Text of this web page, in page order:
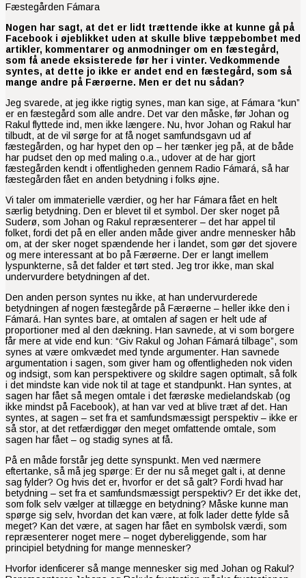
Fæstegården Fámara
Nogen har sagt, at det er lidt trættende ikke at kunne gå på
Facebook i øjeblikket uden at skulle blive tæppebombet med
artikler, kommentarer og anmodninger om en fæstegård,
som få anede eksisterede før her i vinter. Vedkommende
syntes, at dette jo ikke er andet end en fæstegård, som så
mange andre på Færøerne. Men er det nu sådan?
Jeg svarede, at jeg ikke rigtig synes, man kan sige, at Fámara “kun”
er en fæstegård som alle andre. Det var den måske, før Johan og
Rakul flyttede ind, men ikke længere. Nu, hvor Johan og Rakul har
tilbudt, at de vil sørge for at få noget samfundsgavn ud af
fæstegården, og har hypet den op – her tænker jeg på, at de både
har pudset den op med maling o.a., udover at de har gjort
fæstegården kendt i offentligheden gennem Radio Fámará, så har
fæstegården fået en anden betydning i folks øjne.
Vi taler om immaterielle værdier, og her har Fámara fået en helt
særlig betydning. Den er blevet til et symbol. Der sker noget på
Suderø, som Johan og Rakul repræsenterer – det har appel til
folket, fordi det på en eller anden måde giver andre mennesker håb
om, at der sker noget spændende her i landet, som gør det sjovere
og mere interessant at bo på Færøerne. Der er langt imellem
lyspunkterne, så det falder et tørt sted. Jeg tror ikke, man skal
undervurdere betydningen af det.
Den anden person syntes nu ikke, at han undervurderede
betydningen af nogen fæstegårde på Færøerne – heller ikke den i
Fámará. Han syntes bare, at omtalen af sagen er helt ude af
proportioner med al den dækning. Han savnede, at vi som borgere
får mere at vide end kun: “Giv Rakul og Johan Fámará tilbage”, som
synes at være omkvædet med tynde argumenter. Han savnede
argumentation i sagen, som giver ham og offentligheden nok viden
og indsigt, som kan perspektivere og skildre sagen optimalt, så folk
i det mindste kan vide nok til at tage et standpunkt. Han syntes, at
sagen har fået så megen omtale i det færøske medielandskab (og
ikke mindst på Facebook), at han var ved at blive træt af det. Han
syntes, at sagen – set fra et samfundsmæssigt perspektiv – ikke er
så stor, at det retfærdiggør den meget omfattende omtale, som
sagen har fået – og stadig synes at få.
På en måde forstår jeg dette synspunkt. Men ved nærmere
eftertanke, så må jeg spørge: Er der nu så meget galt i, at denne
sag fylder? Og hvis det er, hvorfor er det så galt? Fordi hvad har
betydning – set fra et samfundsmæssigt perspektiv? Er det ikke det,
som folk selv vælger at tillægge en betydning? Måske kunne man
spørge sig selv, hvordan det kan være, at folk lader dette fylde så
meget? Kan det være, at sagen har fået en symbolsk værdi, som
repræsenterer noget mere – noget dybereliggende, som har
principiel betydning for mange mennesker?
Hvorfor idenficerer så mange mennesker sig med Johan og Rakul?